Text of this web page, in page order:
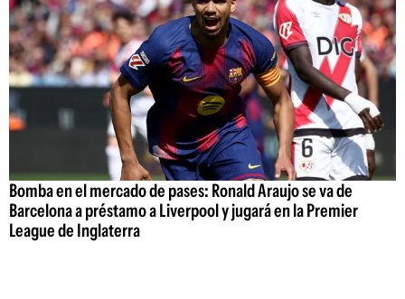
Bomba en el mercado de pases: Ronald Araujo se va de
Barcelona a préstamo a Liverpool y jugará en la Premier
League de Inglaterra